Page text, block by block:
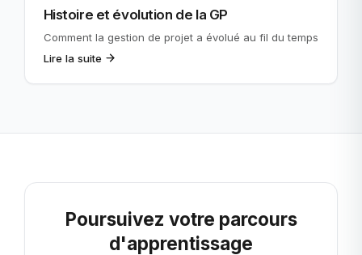
Histoire et évolution de la GP
Comment la gestion de projet a évolué au fil du temps
Lire la suite
Poursuivez votre parcours
d'apprentissage